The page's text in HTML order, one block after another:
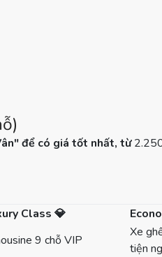
để có giá tốt nhất, từ
Class 💎
9 chỗ VIP
Xe
tiện